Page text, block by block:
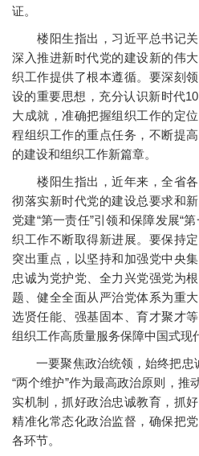
证。
楼阳生指出，习近平总书记关
深入推进新时代党的建设新的伟
织工作提供了根本遵循。要深刻
设的重要思想，充分认识新时代
大成就，准确把握组织工作的定
程组织工作的重点任务，不断提
的建设和组织工作新篇章。
楼阳生指出，近年来，全省各
彻落实新时代党的建设总要求和
党建“第一责任”引领和保障发展“
织工作不断取得新进展。要保持
突出重点，以坚持和加强党中央
忠诚为党护党、全力兴党强党为
题、健全全面从严治党体系为重
选贤任能、强基固本、育才聚才
组织工作高质量服务保障中国式现
一要聚焦政治统领，始终把忠
“两个维护”作为最高政治原则，推
实机制，抓好政治忠诚教育，抓
精准化常态化政治监督，确保把
各环节。